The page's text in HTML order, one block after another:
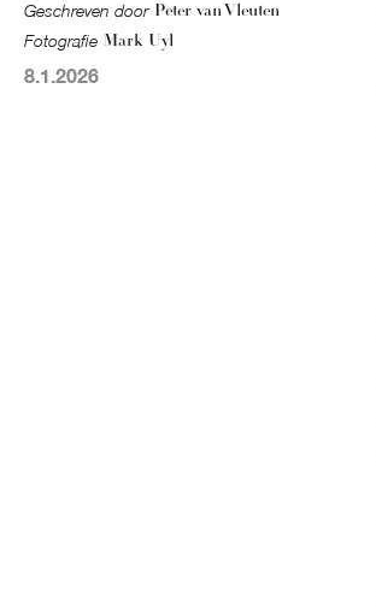
Geschreven door Peter van Vleuten
Fotografie Mark Uyl
8.1.2026